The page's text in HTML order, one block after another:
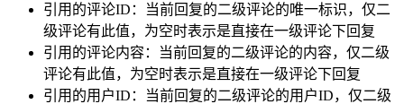
引用的评论ID：当前回复的二级评论的唯一标识，仅二
级评论有此值，为空时表示是直接在一级评论下回复
引用的评论内容：当前回复的二级评论的内容，仅二级
评论有此值，为空时表示是直接在一级评论下回复
引用的用户ID：当前回复的二级评论的用户ID，仅二级